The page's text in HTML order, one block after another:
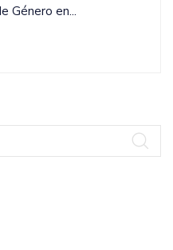
Género en...